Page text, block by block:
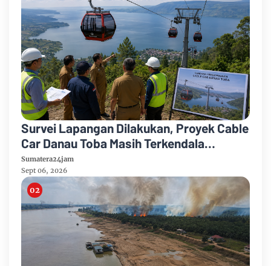
Survei Lapangan Dilakukan, Proyek Cable
Car Danau Toba Masih Terkendala
Pembebasan BPHTB di Sebagian Lahan
Sumatera24jam
Sept 06, 2026